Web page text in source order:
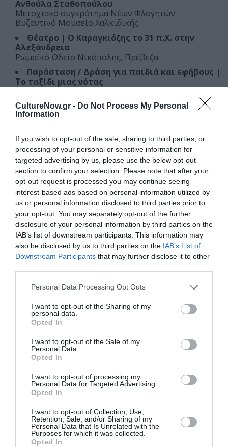
CultureNow.gr - Do Not Process My Personal
Information
If you wish to opt-out of the sale, sharing to third parties, or
processing of your personal or sensitive information for
targeted advertising by us, please use the below opt-out
section to confirm your selection. Please note that after your
opt-out request is processed you may continue seeing
interest-based ads based on personal information utilized by
us or personal information disclosed to third parties prior to
your opt-out. You may separately opt-out of the further
disclosure of your personal information by third parties on the
IAB’s list of downstream participants. This information may
also be disclosed by us to third parties on the IAB’s List of
Downstream Participants that may further disclose it to other
Personal Data Processing Opt Outs
I want to opt-out of the Sharing of my
personal data.
Opted In
I want to opt-out of the Sale of my
Personal Data.
Opted In
I want to opt-out of processing my
Personal Data for Targeted Advertising.
Opted In
I want to opt-out of Collection, Use,
Retention, Sale, and/or Sharing of my
Personal Data that Is Unrelated with the
Purposes for which it was collected.
Opted In
Ανθούλα Σταθοπούλου
Μετοχιακό συγκρότημα Νέων Φλογητών –
Βυζαντινό Μουσείο Χαλκιδικής
Θέατρο | Ο Καραγκιόζης το 31 π.Χ. στην
Αλεξάνδρεια
Ρωμαϊκό Ωδείο Νικόπολης, Πρέβεζα
Παράσταση / Δράση για παιδιά και εφήβους |
Το ταξίδι μιας νότας
14, 15 Ιουλίου 2024
Μουσική | Phygital
Κάστρο Ρίου
Θέατρο | Ο παππούς Whanganui: Η αληθινή
ιστορία του ποταμού που έγινε άνθρωπος
Ιερά Μονή Κοιμήσεως Θεοτόκου Τορνικίου, Γρεβενά
Κεντρική φωτογραφία θέματος: Afternoon dances | φωτο Γ.
Καλκανίδης
Διαβάστε επίσης:
Όλη η Ελλάδα ένας Πολιτισμός 2024: Το πλούσιο φετινό
θεατρικών παραστάσεων
Όλη η Ελλάδα ένας Πολιτισμός 2024: Οι φετινές μουσικές
παραστάσεις
Όλη η Ελλάδα ένας Πολιτισμός 2024: Οι παραστάσεις χορού
Όλη η Ελλάδα ένας Πολιτισμός 2024: Το εικαστικό
πρόγραμμα
Όλη η Ελλάδα ένας Πολιτισμός 2024: Οι παραστάσεις/
δράσεις για παιδιά και εφήβους
Περισσότερες πληροφορίες: allofgreeceoneculture.gr